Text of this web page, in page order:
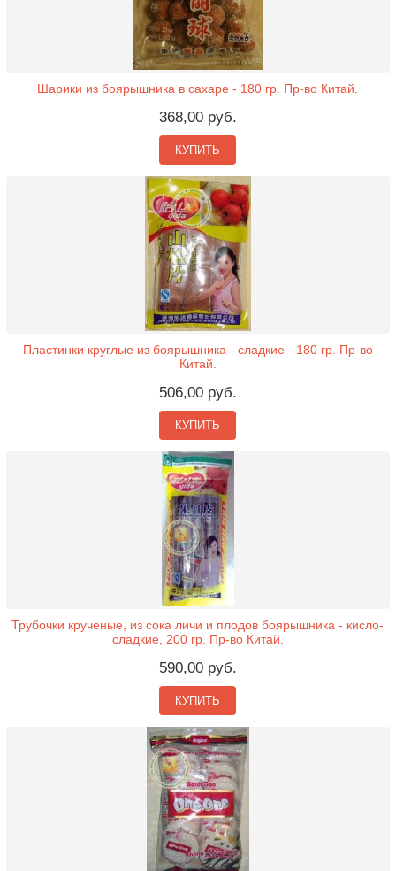
Шарики из боярышника в сахаре - 180 гр. Пр-во Китай.
368,00 руб.
КУПИТЬ
Пластинки круглые из боярышника - сладкие - 180 гр. Пр-во
Китай.
506,00 руб.
КУПИТЬ
Трубочки крученые, из сока личи и плодов боярышника - кисло-
сладкие, 200 гр. Пр-во Китай.
590,00 руб.
КУПИТЬ